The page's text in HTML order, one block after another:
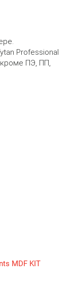
Professional
ПЭ, ПП,